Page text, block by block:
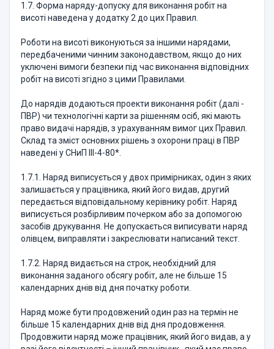
1.7. Форма наряду-допуску для виконання робіт на
висоті наведена у додатку 2 до цих Правил.
Роботи на висоті виконуються за іншими нарядами,
передбаченими чинним законодавством, якщо до них
уключені вимоги безпеки під час виконання відповідних
робіт на висоті згідно з цими Правилами.
До нарядів додаються проекти виконання робіт (далі -
ПВР) чи технологічні карти за рішенням осіб, які мають
право видачі нарядів, з урахуванням вимог цих Правил.
Склад та зміст основних рішень з охорони праці в ПВР
наведені у СНиП ІІІ-4-80*.
1.7.1. Наряд виписується у двох примірниках, один з яких
залишається у працівника, який його видав, другий
передається відповідальному керівнику робіт. Наряд
виписується розбірливим почерком або за допомогою
засобів друкування. Не допускається виписувати наряд
олівцем, виправляти і закреслювати написаний текст.
1.7.2. Наряд видається на строк, необхідний для
виконання заданого обсягу робіт, але не більше 15
календарних днів від дня початку роботи.
Наряд може бути продовжений один раз на термін не
більше 15 календарних днів від дня продовження.
Продовжити наряд може працівник, який його видав, а у